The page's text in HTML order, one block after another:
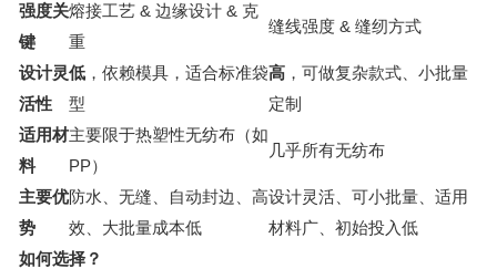
强度关
键
熔接工艺 & 边缘设计 & 克
重
缝线强度 & 缝纫方式
设计灵
活性
低 ，依赖模具，适合标准袋
型
高 ，可做复杂款式、小批量
定制
适用材
料
主要限于热塑性无纺布（如
PP）
几乎所有无纺布
主要优
势
防水、无缝、自动封边、高
效、大批量成本低
设计灵活、可小批量、适用
材料广、初始投入低
如何选择？